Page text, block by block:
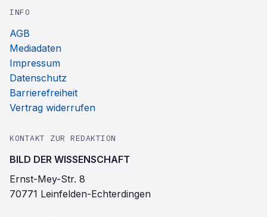
INFO
AGB
Mediadaten
Impressum
Datenschutz
Barrierefreiheit
Vertrag widerrufen
KONTAKT ZUR REDAKTION
BILD DER WISSENSCHAFT
Ernst-Mey-Str. 8
70771 Leinfelden-Echterdingen